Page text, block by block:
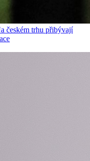
českém trhu přibývají